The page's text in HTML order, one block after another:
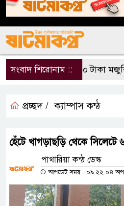
সংবাদ শিরোনাম ::৫০০ টাকা
প্রচ্ছদ / ক‍্যাম্পাস কন্ঠ
হেঁটে খাগড়াছড়ি থেকে সিলেটে
পাথারিয়া কন্ঠ ডেস্ক
আপডেট সময় : ০৯:২২:০৪